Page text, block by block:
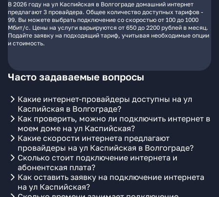
В 2026 году на ул Каспийская в Волгограде домашний интернет
предлагают 3 провайдера. Общее количество доступных тарифов -
99. Вы можете выбрать подключение со скоростью от 100 до 1000
Мбит/с. Цены на услуги варьируются от 650 до 2200 рублей в месяц.
Подайте заявку на подходящий тариф, учитывая необходимые опции
и стоимость.
Часто задаваемые вопросы
Какие интернет-провайдеры доступны на ул
Каспийская в Волгограде?
Как проверить, можно ли подключить интернет в
моем доме на ул Каспийская?
Какие скорости интернета предлагают
провайдеры на ул Каспийская в Волгограде?
Сколько стоит подключение интернета и
абонентская плата?
Как оставить заявку на подключение интернета
на ул Каспийская?